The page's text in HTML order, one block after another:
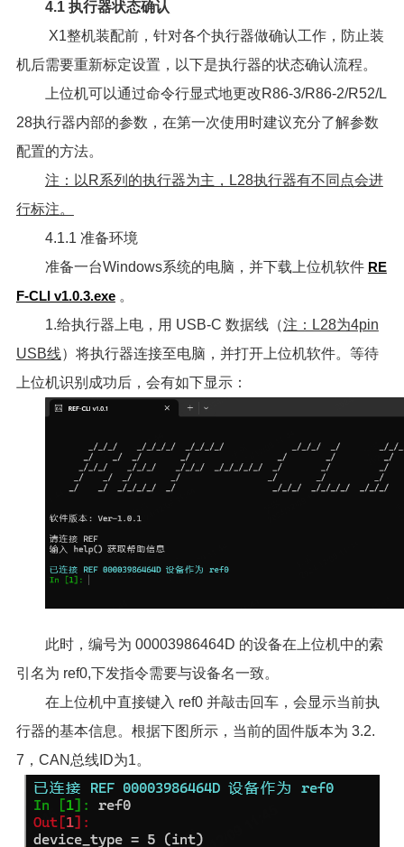
4.1 执行器状态确认
X1整机装配前，针对各个执行器做确认工作，防止装
机后需要重新标定设置，以下是执行器的状态确认流程。
上位机可以通过命令行显式地更改R86-3/R86-2/R52/L
28执行器内部的参数，在第一次使用时建议充分了解参数
配置的方法。
注：以R系列的执行器为主，L28执行器有不同点会进
行标注。
4.1.1 准备环境
准备一台Windows系统的电脑，并下载上位机软件 RE
F-CLI v1.0.3.exe。
1.给执行器上电，用 USB-C 数据线（注：L28为4pin
USB线）将执行器连接至电脑，并打开上位机软件。等待
上位机识别成功后，会有如下显示：
此时，编号为 00003986464D 的设备在上位机中的索
引名为 ref0,下发指令需要与设备名一致。
在上位机中直接键入 ref0 并敲击回车，会显示当前执
行器的基本信息。根据下图所示，当前的固件版本为 3.2.
7，CAN总线ID为1。